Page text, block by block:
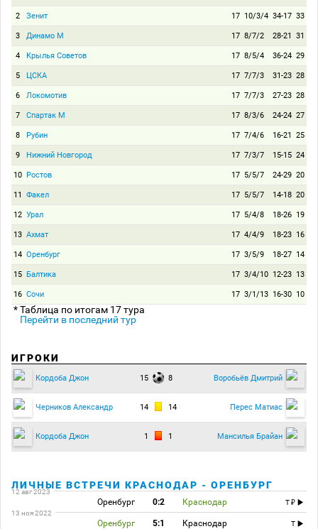
2 Зенит 17 10/3/4 34-17 33
3 Динамо М 17 8/7/2 28-21 31
4 Крылья Советов 17 8/5/4 36-24 29
5 ЦСКА 17 7/7/3 31-23 28
6 Локомотив 17 7/7/3 27-23 28
7 Спартак М 17 8/3/6 24-24 27
8 Рубин 17 7/4/6 16-21 25
9 Нижний Новгород 17 7/3/7 15-15 24
10 Ростов 17 5/5/7 24-29 20
11 Факел 17 5/5/7 14-18 20
12 Урал 17 5/4/8 18-26 19
13 Ахмат 17 4/4/9 18-23 16
14 Оренбург 17 3/5/9 18-27 14
15 Балтика 17 3/4/10 12-23 13
16 Сочи 17 3/1/13 16-30 10
* Таблица по итогам 17 тура
Перейти в последний тур
ИГРОКИ
Кордоба Джон 15 8 Воробьёв Дмитрий
Черников Александр 14 14 Перес Матиас
Кордоба Джон 1 1 Мансилья Брайан
ЛИЧНЫЕ ВСТРЕЧИ КРАСНОДАР - ОРЕНБУРГ
12 авг 2023
Оренбург 0:2 Краснодар
T
13 ноя 2022
Оренбург 5:1 Краснодар
T